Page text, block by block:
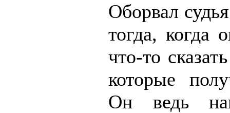
Оборвал
тогда, когда
что-то
которые
Он ведь